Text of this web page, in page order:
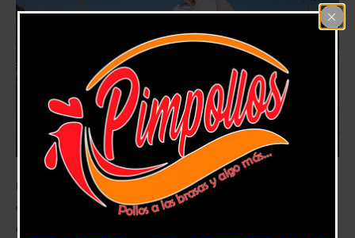
Mujeres de La Ligua, portadoras de la memoria del tejido en la Región
de Valparaíso, son las principales protagonistas de esta nueva
campaña.